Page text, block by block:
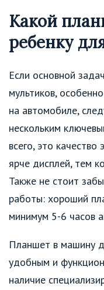
Какой
ребенку
Если основной
мультиков,
на автомобиле,
нескольким
всего, это
ярче дисплей, тем
Также не стоит
работы: хороший
минимум 5-6 часов
Планшет в машину
удобным и
наличие